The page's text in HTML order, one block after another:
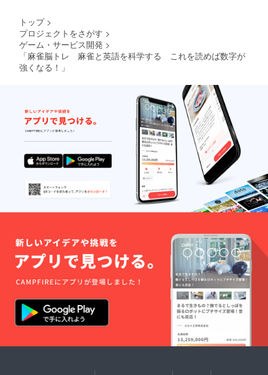
トップ >
プロジェクトをさがす >
ゲーム・サービス開発 >
「麻雀脳トレ 麻雀と英語を科学する これを読めば数字が
強くなる！」